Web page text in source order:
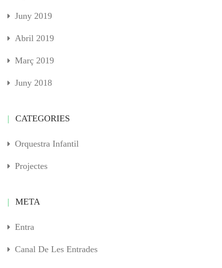
Juny 2019
Abril 2019
Març 2019
Juny 2018
CATEGORIES
Orquestra Infantil
Projectes
META
Entra
Canal De Les Entrades